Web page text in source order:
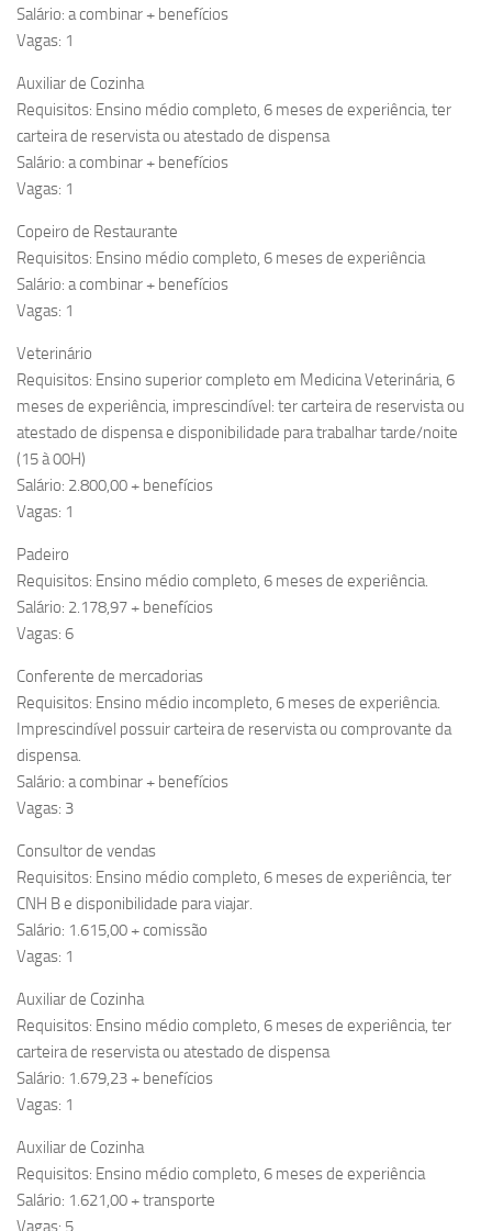
Salário: a combinar + benefícios
Vagas: 1
Auxiliar de Cozinha
Requisitos: Ensino médio completo, 6 meses de experiência, ter
carteira de reservista ou atestado de dispensa
Salário: a combinar + benefícios
Vagas: 1
Copeiro de Restaurante
Requisitos: Ensino médio completo, 6 meses de experiência
Salário: a combinar + benefícios
Vagas: 1
Veterinário
Requisitos: Ensino superior completo em Medicina Veterinária, 6
meses de experiência, imprescindível: ter carteira de reservista ou
atestado de dispensa e disponibilidade para trabalhar tarde/noite
(15 à 00H)
Salário: 2.800,00 + benefícios
Vagas: 1
Padeiro
Requisitos: Ensino médio completo, 6 meses de experiência.
Salário: 2.178,97 + benefícios
Vagas: 6
Conferente de mercadorias
Requisitos: Ensino médio incompleto, 6 meses de experiência.
Imprescindível possuir carteira de reservista ou comprovante da
dispensa.
Salário: a combinar + benefícios
Vagas: 3
Consultor de vendas
Requisitos: Ensino médio completo, 6 meses de experiência, ter
CNH B e disponibilidade para viajar.
Salário: 1.615,00 + comissão
Vagas: 1
Auxiliar de Cozinha
Requisitos: Ensino médio completo, 6 meses de experiência, ter
carteira de reservista ou atestado de dispensa
Salário: 1.679,23 + benefícios
Vagas: 1
Auxiliar de Cozinha
Requisitos: Ensino médio completo, 6 meses de experiência
Salário: 1.621,00 + transporte
Vagas: 5